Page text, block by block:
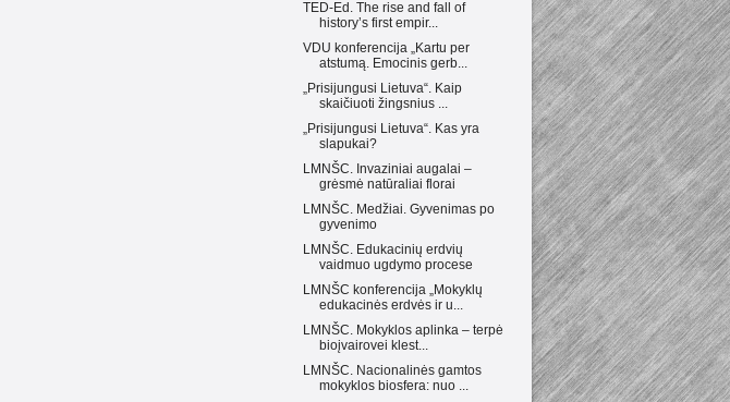
TED-Ed. The rise and fall of
history’s first empir...
VDU konferencija „Kartu per
atstumą. Emocinis gerb...
„Prisijungusi Lietuva“. Kaip
skaičiuoti žingsnius ...
„Prisijungusi Lietuva“. Kas yra
slapukai?
LMNŠC. Invaziniai augalai –
grėsmė natūraliai florai
LMNŠC. Medžiai. Gyvenimas po
gyvenimo
LMNŠC. Edukacinių erdvių
vaidmuo ugdymo procese
LMNŠC konferencija „Mokyklų
edukacinės erdvės ir u...
LMNŠC. Mokyklos aplinka – terpė
bioįvairovei klest...
LMNŠC. Nacionalinės gamtos
mokyklos biosfera: nuo ...